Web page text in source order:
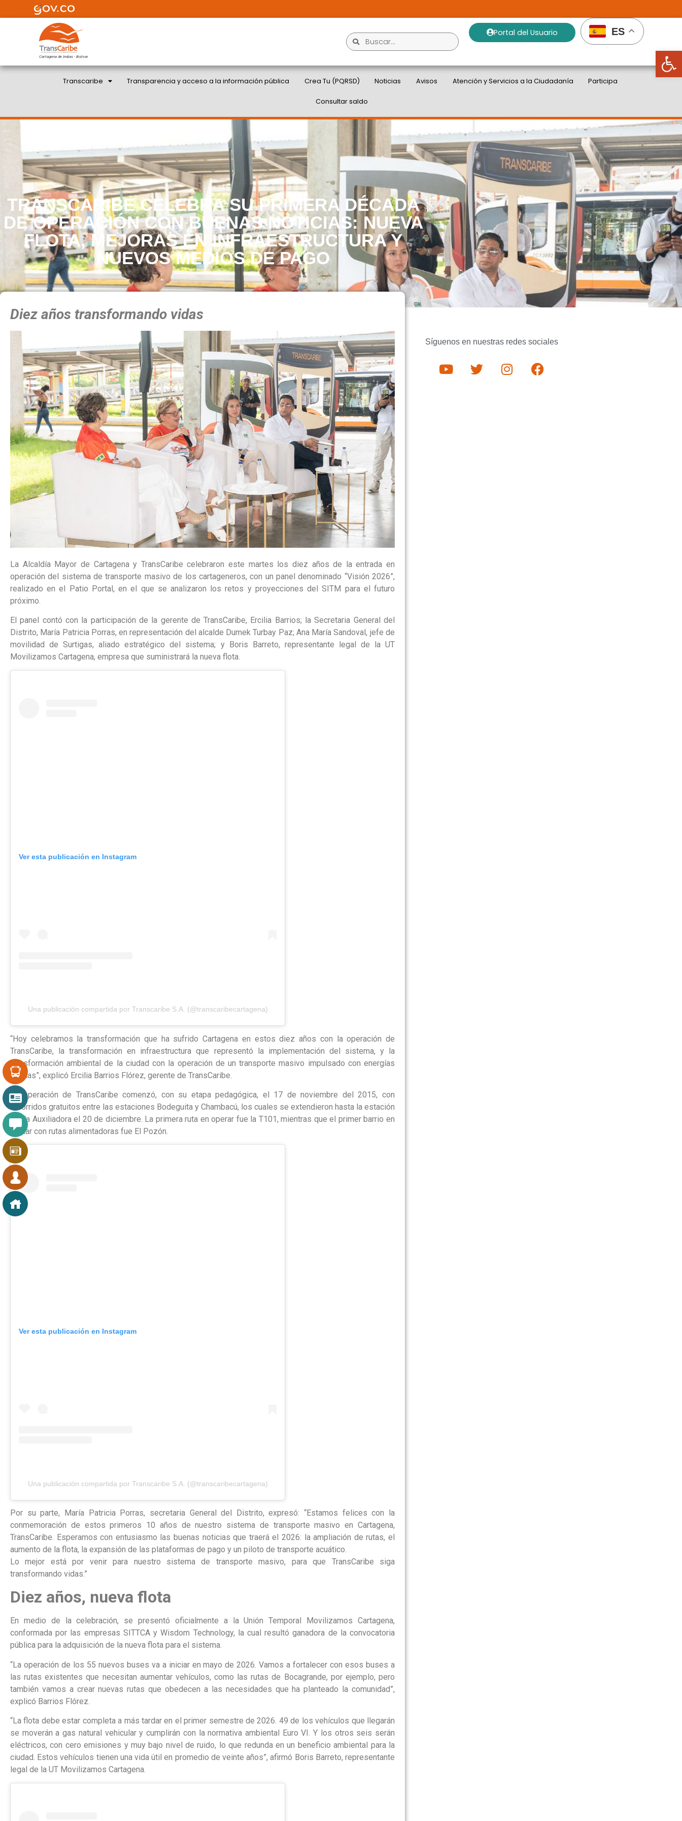
Abrir
Cartagena de Indias - Bolivar
Portal del Usuario ES
Transcaribe Transparencia y acceso a la información pública Crea Tu (PQRSD) Noticias Avisos Atención y Servicios a la Ciudadanía Participa
Consultar saldo
TRANSCARIBE CELEBRA SU PRIMERA DÉCADA
DE OPERACIÓN CON BUENAS NOTICIAS: NUEVA
FLOTA, MEJORAS EN INFRAESTRUCTURA Y
NUEVOS MEDIOS DE PAGO
Diez años transformando vidas
La Alcaldía Mayor de Cartagena y TransCaribe celebraron este martes los diez años de la entrada en
operación del sistema de transporte masivo de los cartageneros, con un panel denominado “Visión 2026”,
realizado en el Patio Portal, en el que se analizaron los retos y proyecciones del SITM para el futuro
próximo.
El panel contó con la participación de la gerente de TransCaribe, Ercilia Barrios; la Secretaria General del
Distrito, María Patricia Porras, en representación del alcalde Dumek Turbay Paz; Ana María Sandoval, jefe de
movilidad de Surtigas, aliado estratégico del sistema; y Boris Barreto, representante legal de la UT
Movilizamos Cartagena, empresa que suministrará la nueva flota.
Ver esta publicación en Instagram
Una publicación compartida por Transcaribe S.A. (@transcaribecartagena)
“Hoy celebramos la transformación que ha sufrido Cartagena en estos diez años con la operación de
TransCaribe, la transformación en infraestructura que representó la implementación del sistema, y la
transformación ambiental de la ciudad con la operación de un transporte masivo impulsado con energías
limpias”, explicó Ercilia Barrios Flórez, gerente de TransCaribe.
La operación de TransCaribe comenzó, con su etapa pedagógica, el 17 de noviembre del 2015, con
recorridos gratuitos entre las estaciones Bodeguita y Chambacú, los cuales se extendieron hasta la estación
María Auxiliadora el 20 de diciembre. La primera ruta en operar fue la T101, mientras que el primer barrio en
contar con rutas alimentadoras fue El Pozón.
Ver esta publicación en Instagram
Una publicación compartida por Transcaribe S.A. (@transcaribecartagena)
Por su parte, María Patricia Porras, secretaria General del Distrito, expresó: “Estamos felices con la
conmemoración de estos primeros 10 años de nuestro sistema de transporte masivo en Cartagena,
TransCaribe. Esperamos con entusiasmo las buenas noticias que traerá el 2026: la ampliación de rutas, el
aumento de la flota, la expansión de las plataformas de pago y un piloto de transporte acuático.
Lo mejor está por venir para nuestro sistema de transporte masivo, para que TransCaribe siga
transformando vidas.”
Diez años, nueva flota
En medio de la celebración, se presentó oficialmente a la Unión Temporal Movilizamos Cartagena,
conformada por las empresas SITTCA y Wisdom Technology, la cual resultó ganadora de la convocatoria
pública para la adquisición de la nueva flota para el sistema.
“La operación de los 55 nuevos buses va a iniciar en mayo de 2026. Vamos a fortalecer con esos buses a
las rutas existentes que necesitan aumentar vehículos, como las rutas de Bocagrande, por ejemplo, pero
también vamos a crear nuevas rutas que obedecen a las necesidades que ha planteado la comunidad”,
explicó Barrios Flórez.
“La flota debe estar completa a más tardar en el primer semestre de 2026. 49 de los vehículos que llegarán
se moverán a gas natural vehicular y cumplirán con la normativa ambiental Euro VI. Y los otros seis serán
eléctricos, con cero emisiones y muy bajo nivel de ruido, lo que redunda en un beneficio ambiental para la
ciudad. Estos vehículos tienen una vida útil en promedio de veinte años”, afirmó Boris Barreto, representante
legal de la UT Movilizamos Cartagena.
Síguenos en nuestras redes sociales